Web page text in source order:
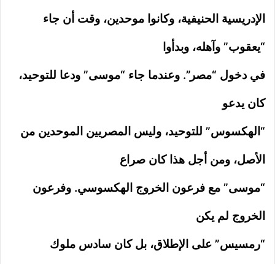
الإدريسية الحنيفية، وكانوا موحدين، وقت أن جاء
“يعقوب” وآهله، وبدأوا
في دخول “مصر”. وعندما جاء “موسى” ودعا للتوحيد،
كان يدعو
“الهكسوس” للتوحيد، وليس المصريين الموحدين من
الأصل، ومن أجل هذا كان صراع
“موسى” مع فرعون الخروج الهكسوسي. وفرعون
الخروج لم يكن
“رمسيس” على الإطلاق، بل كان سادس ملوك